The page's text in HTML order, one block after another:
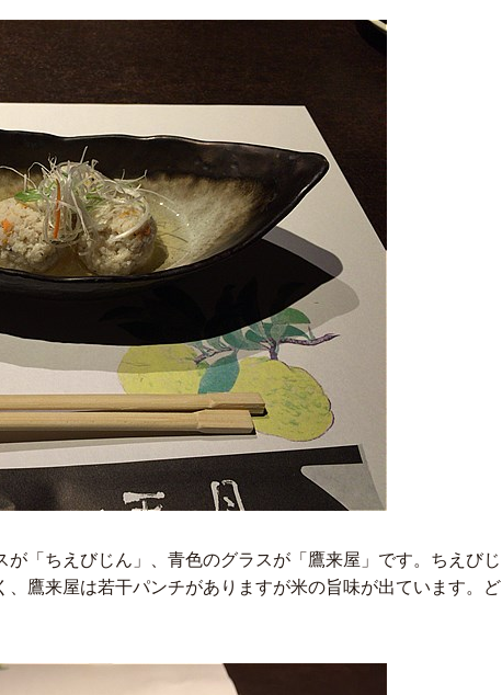
が「ちえびじん」、青色のグラスが「鷹来屋」です。ちえびじ
、鷹来屋は若干パンチがありますが米の旨味が出ています。ど